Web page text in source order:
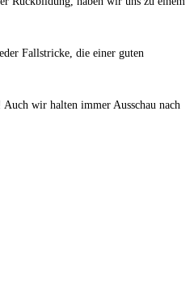
Fallstricke, die einer guten
Auch wir halten immer Ausschau nach